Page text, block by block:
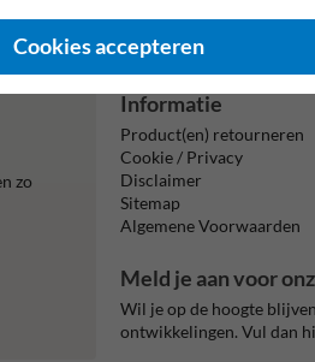
zo
Informatie
Product(en) retourneren
Cookie / Privacy
Disclaimer
Sitemap
Algemene Voorwaarden
Meld je aan voor
Wil je op de hoogte
ontwikkelingen. Vul dan
Cookies accepteren